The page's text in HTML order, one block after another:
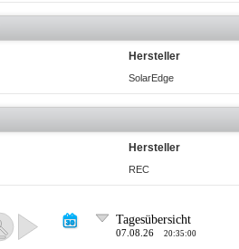
Hersteller
SolarEdge
Hersteller
REC